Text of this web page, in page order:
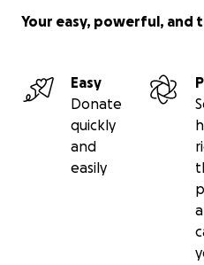
Your easy, powerful, and
Easy
Donate
quickly
and
easily